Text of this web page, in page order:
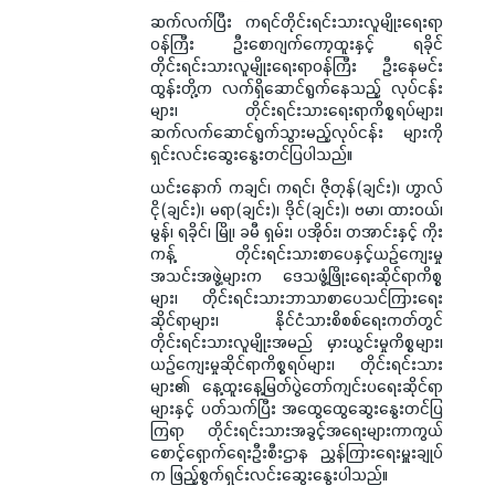
ဆက်လက်ပြီး ကရင်တိုင်းရင်းသားလူမျိုးရေးရာ
ဝန်ကြီး ဦးစောဂျက်ကော့ထူးနှင့် ရခိုင်
တိုင်းရင်းသားလူမျိုးရေးရာဝန်ကြီး ဦးနေမင်း
ထွန်းတို့က လက်ရှိဆောင်ရွက်နေသည့် လုပ်ငန်း
များ၊ တိုင်းရင်းသားရေးရာကိစ္စရပ်များ၊
ဆက်လက်ဆောင်ရွက်သွားမည့်လုပ်ငန်း များကို
ရှင်းလင်းဆွေးနွေးတင်ပြပါသည်။
ယင်းနောက် ကချင်၊ ကရင်၊ ဇိုတုန်(ချင်း)၊ ဟွာလ်
ငို(ချင်း)၊ မရာ(ချင်း)၊ ဒိုင်(ချင်း)၊ ဗမာ၊ ထားဝယ်၊
မွန်၊ ရခိုင်၊ မြို၊ ခမီ ရှမ်း၊ ပအိုဝ်း၊ တအာင်းနှင့် ကိုး
ကန့် တိုင်းရင်းသားစာပေနှင့်ယဉ်ကျေးမှု
အသင်းအဖွဲ့များက ဒေသဖွံ့ဖြိုးရေးဆိုင်ရာကိစ္စ
များ၊ တိုင်းရင်းသားဘာသာစာပေသင်ကြားရေး
ဆိုင်ရာများ၊ နိုင်ငံသားစိစစ်ရေးကတ်တွင်
တိုင်းရင်းသားလူမျိုးအမည် မှားယွင်းမှုကိစ္စများ၊
ယဉ်ကျေးမှုဆိုင်ရာကိစ္စရပ်များ၊ တိုင်းရင်းသား
များ၏ နေ့ထူးနေ့မြတ်ပွဲတော်ကျင်းပရေးဆိုင်ရာ
များနှင့် ပတ်သက်ပြီး အထွေထွေဆွေးနွေးတင်ပြ
ကြရာ တိုင်းရင်းသားအခွင့်အရေးများကာကွယ်
စောင့်ရှောက်ရေးဦးစီးဌာန ညွှန်ကြားရေးမှူးချုပ်
က ဖြည့်စွက်ရှင်းလင်းဆွေးနွေးပါသည်။